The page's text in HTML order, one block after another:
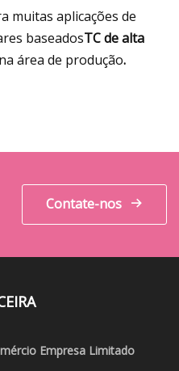
muitas aplicações de
baseadosTC de alta
área de produção.
Contate-nos
Empresa Limitado